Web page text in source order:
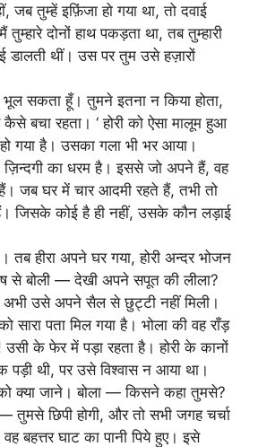
जब तुम्हें इफ़िंजा हो गया था, तो दवाई
दोनों हाथ पकड़ता था, तब तुम्हारी
डालती थीं। उस पर तुम उसे हज़ारों
भूल सकता हूँ। तुमने इतना न किया होता,
बचा रहता। ‘ होरी को ऐसा मालूम हुआ
हो गया है। उसका गला भी भर आया।
ज़िन्दगी का धरम है। इससे जो अपने हैं, वह
हैं। जब घर में चार आदमी रहते हैं, तभी तो
जिसके कोई है ही नहीं, उसके कौन लड़ाई
तब हीरा अपने घर गया, होरी अन्दर भोजन
से बोली — देखी अपने सपूत की लीला?
अभी उसे अपने सैल से छुट्टी नहीं मिली।
सारा पता मिल गया है। भोला की वह राँड़
के फेर में पड़ा रहता है। होरी के कानों
पड़ी थी, पर उसे विश्वास न आया था।
को क्या जाने। बोला — किसने कहा तुमसे?
तुमसे छिपी होगी, और तो सभी जगह चर्चा
बहत्तर घाट का पानी पिये हुए। इसे